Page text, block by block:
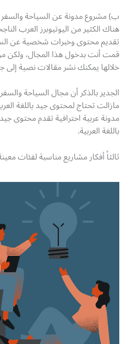
ب) مشروع مدونة عن السياحة والسفر
هناك الكثير من اليوتيوبرز العرب
تقديم محتوى وخبرات شخصية عن
قمت أنت بدخول هذا المجال، ولكن
خلالها يمكنك نشر مقالات نصية
الجدير بالذكر أن مجال السياحة
مازالت تحتاج لمحتوى جيد باللغة
مدونة عربية احترافية تقدم محتوى
باللغة العربية.
ثالثاً أفكار مشاريع مناسبة لفئات